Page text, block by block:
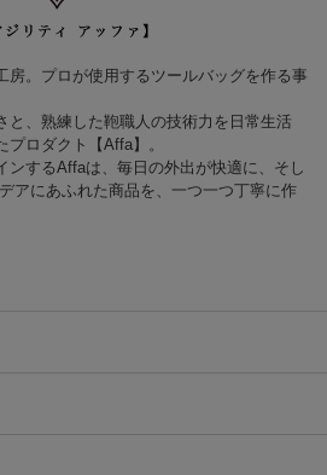
房。プロが使用するツールバッグを作る事
と、熟練した鞄職人の技術力を日常生活
ロダクト【Affa】。
ンするAffaは、毎日の外出が快適に、そし
アにあふれた商品を、一つ一つ丁寧に作